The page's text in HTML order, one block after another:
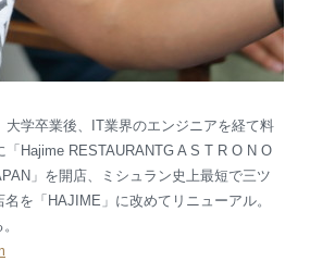
大学卒業後、IT業界のエンジニアを経て料
「Hajime RESTAURANTG A S T R O N O
」を開店、ミシュラン史上最短で三ツ
を「HAJIME」に改めてリニューアル。